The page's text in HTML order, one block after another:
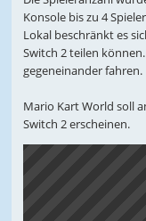
Konsole bis zu 4
Lokal beschränkt es
Switch 2 teilen
gegeneinander fahren.
Mario Kart World soll
Switch 2 erscheinen.